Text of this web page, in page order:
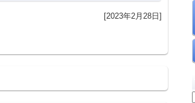
[2023年2月28日]